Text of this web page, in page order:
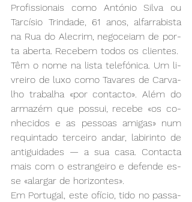
Pro­fis­sio­nais co­mo An­tó­nio Sil­va ou
Tar­cí­sio Trin­da­de, 61 anos, al­far­ra­bis­ta
na Rua do Ale­crim, ne­go­ceiam de por­
ta aber­ta. Re­ce­bem to­dos os clien­tes.
Têm o no­me na lis­ta te­le­fó­ni­ca. Um li­
vrei­ro de lu­xo co­mo Ta­va­res de Car­va­
lho tra­ba­lha «por con­tac­to». Além do
ar­ma­zém que pos­sui, re­ce­be «os co­
nhe­ci­dos e as pes­soas ami­gas» num
re­quin­ta­do ter­cei­ro an­dar, la­bi­rin­to de
an­ti­gui­da­des — a sua ca­sa. Con­tac­ta
mais com o es­tran­gei­ro e de­fen­de es­
se «alar­gar de ho­ri­zon­tes».
Em Por­tu­gal, es­te ofí­cio, ti­do no pas­sa­